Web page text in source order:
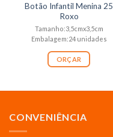
Botão Infantil Menina 25
Roxo
Tamanho:3,5cmx3,5cm
Embalagem:24 unidades
ORÇAR
CONVENIÊNCIA